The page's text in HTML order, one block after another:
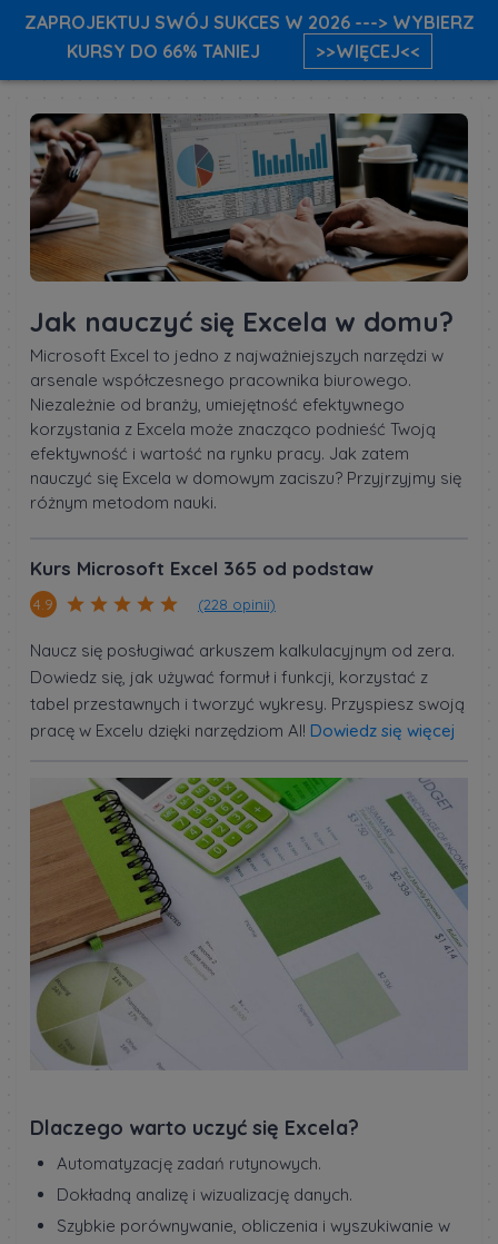
Jak nauczyć się Excela w domu?
Microsoft Excel to jedno z najważniejszych narzędzi w
arsenale współczesnego pracownika biurowego.
Niezależnie od branży, umiejętność efektywnego
korzystania z Excela może znacząco podnieść Twoją
efektywność i wartość na rynku pracy. Jak zatem
nauczyć się Excela w domowym zaciszu? Przyjrzyjmy się
różnym metodom nauki.
Kurs Microsoft Excel 365 od podstaw
4.9 (228 opinii)
Naucz się posługiwać arkuszem kalkulacyjnym od zera.
Dowiedz się, jak używać formuł i funkcji, korzystać z
tabel przestawnych i tworzyć wykresy. Przyspiesz swoją
pracę w Excelu dzięki narzędziom AI! Dowiedz się więcej
Dlaczego warto uczyć się Excela?
Automatyzację zadań rutynowych.
Dokładną analizę i wizualizację danych.
Szybkie porównywanie, obliczenia i wyszukiwanie w
ZAPROJEKTUJ SWÓJ SUKCES W 2026 ---> WYBIERZ
KURSY DO 66% TANIEJ
>>WIĘCEJ<<